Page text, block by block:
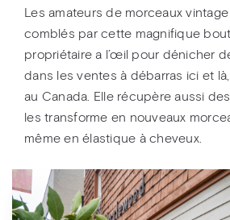
Les amateurs de morceaux
comblés par cette magnifique
propriétaire a l’œil pour dénicher
dans les ventes à débarras ici et
au Canada. Elle récupère aussi
les transforme en nouveaux
même en élastique à cheveux.